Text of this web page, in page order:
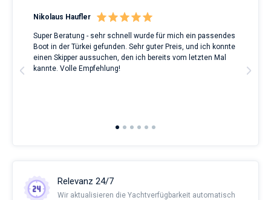
Nikolaus Haufler
Super Beratung - sehr schnell wurde für mich ein passendes
Boot in der Türkei gefunden. Sehr guter Preis, und ich konnte
einen Skipper aussuchen, den ich bereits vom letzten Mal
kannte. Volle Empfehlung!
Relevanz 24/7
Wir aktualisieren die Yachtverfügbarkeit automatisch